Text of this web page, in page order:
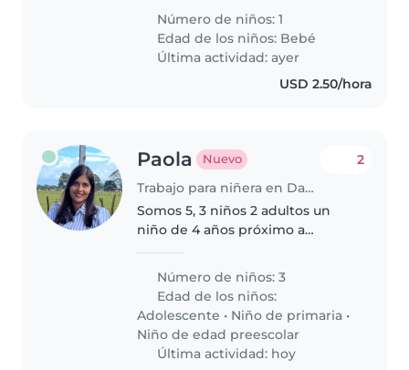
Entrando sábado 7 am y saliendo
lunes 7 am. Mujer proactiva,
dedicada, honrada y amorosa..
Número de niños: 1
Edad de los niños: Bebé
Última actividad: ayer
USD 2.50/hora
Paola Nuevo
Trabajo para niñera en David
2
Somos 5, 3 niños 2 adultos un
niño de 4 años próximo a
de 11 años que está en 5 grado
van a la escuela de 7:30 a 2:00
sería..
Número de niños: 3
Edad de los niños:
Adolescente • Niño de primaria •
Niño de edad preescolar
Última actividad: hoy